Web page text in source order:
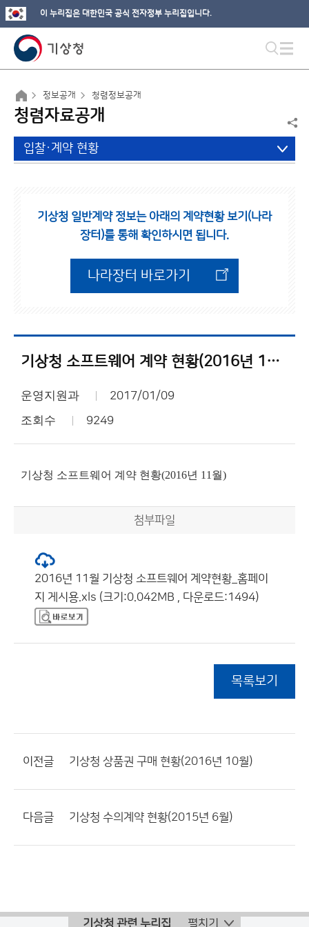
이 누리집은 대한민국 공식 전자정부 누리집입니다.
정보공개 청렴정보공개
청렴자료공개
입찰·계약 현황
기상청 일반계약 정보는 아래의 계약현황 보기(나라
장터)를 통해 확인하시면 됩니다.
나라장터 바로가기
기상청 소프트웨어 계약 현황(2016년 11월)
운영지원과 2017/01/09
조회수 9249
기상청 소프트웨어 계약 현황(2016년 11월)
첨부파일
2016년 11월 기상청 소프트웨어 계약현황_홈페이
지 게시용.xls (크기:0.042MB , 다운로드:1494)
목록보기
이전글 기상청 상품권 구매 현황(2016년 10월)
다음글 기상청 수의계약 현황(2015년 6월)
기상청 관련 누리집 펼치기